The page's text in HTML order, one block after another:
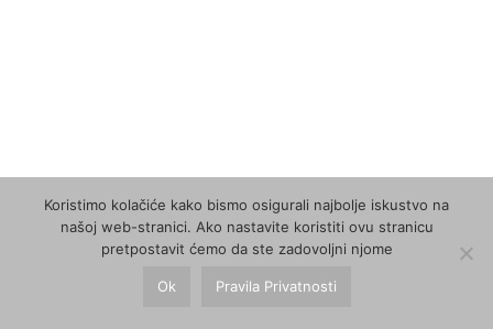
Koristimo kolačiće kako bismo osigurali najbolje iskustvo na
našoj web-stranici. Ako nastavite koristiti ovu stranicu
pretpostavit ćemo da ste zadovoljni njome
Ok Pravila Privatnosti